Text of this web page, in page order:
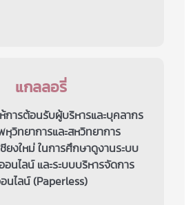
แกลลอรี่
การต้อนรับผู้บริหารและบุคลากร
หุวิทยาการและสหวิทยาการ
ยงใหม่ ในการศึกษาดูงานระบบ
อนไลน์ และระบบบริหารจัดการ
นไลน์ (Paperless)